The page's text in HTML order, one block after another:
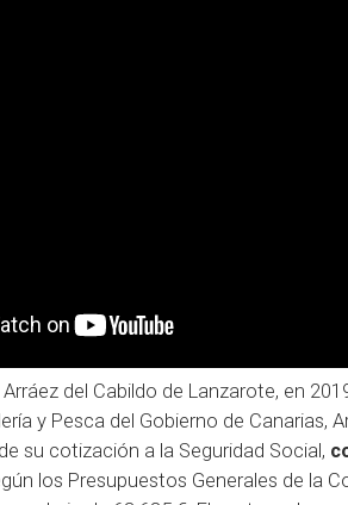
del Cabildo de Lanzarote, en
y Pesca del Gobierno de Canarias,
su cotización a la Seguridad Social,
los Presupuestos Generales de la